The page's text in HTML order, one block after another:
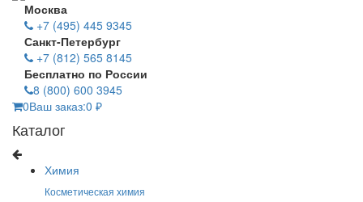
Москва
+7 (495) 445 9345
Санкт-Петербург
+7 (812) 565 8145
Бесплатно по России
8 (800) 600 3945
0Ваш заказ:0 ₽
Каталог
Химия
Косметическая химия